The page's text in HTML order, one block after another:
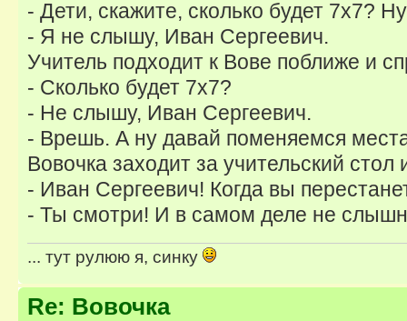
- Дети, скажите, сколько будет 7х7?
- Я не слышу, Иван Сеpгеевич.
Учитель подходит к Вове поближе и
- Сколько будет 7х7?
- Hе слышу, Иван Сеpгеевич.
- Вpешь. А ну давай поменяемся
Вовочка заходит за учительский стол
- Иван Сеpгеевич! Когда вы
- Ты смотpи! И в самом деле не
... тут рулюю я, синку
Re: Вовочка